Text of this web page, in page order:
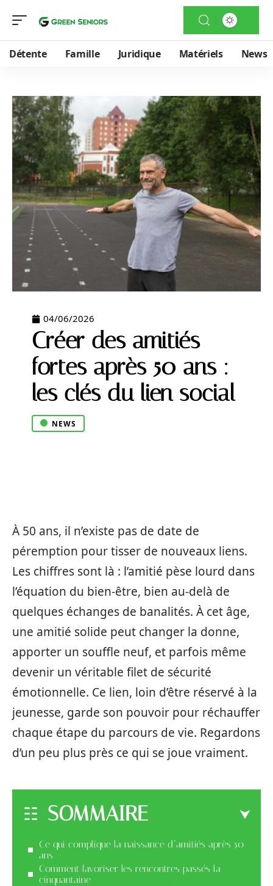
Détente Famille Juridique Matériels News
04/06/2026
Créer des amitiés
fortes après 50 ans :
les clés du lien social
NEWS
À 50 ans, il n’existe pas de date de
péremption pour tisser de nouveaux liens.
Les chiffres sont là : l’amitié pèse lourd dans
l’équation du bien-être, bien au-delà de
quelques échanges de banalités. À cet âge,
une amitié solide peut changer la donne,
apporter un souffle neuf, et parfois même
devenir un véritable filet de sécurité
émotionnelle. Ce lien, loin d’être réservé à la
jeunesse, garde son pouvoir pour réchauffer
chaque étape du parcours de vie. Regardons
d’un peu plus près ce qui se joue vraiment.
SOMMAIRE
Ce qui complique la naissance d’amitiés après 50
ans
Comment favoriser les rencontres passés la
cinquantaine